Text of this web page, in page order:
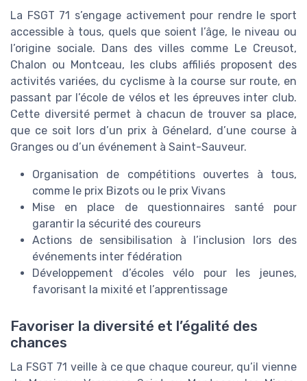
La FSGT 71 s’engage activement pour rendre le sport
accessible à tous, quels que soient l’âge, le niveau ou
l’origine sociale. Dans des villes comme Le Creusot,
Chalon ou Montceau, les clubs affiliés proposent des
activités variées, du cyclisme à la course sur route, en
passant par l’école de vélos et les épreuves inter club.
Cette diversité permet à chacun de trouver sa place,
que ce soit lors d’un prix à Génelard, d’une course à
Granges ou d’un événement à Saint-Sauveur.
Organisation de compétitions ouvertes à tous,
comme le prix Bizots ou le prix Vivans
Mise en place de questionnaires santé pour
garantir la sécurité des coureurs
Actions de sensibilisation à l’inclusion lors des
événements inter fédération
Développement d’écoles vélo pour les jeunes,
favorisant la mixité et l’apprentissage
Favoriser la diversité et l’égalité des
chances
La FSGT 71 veille à ce que chaque coureur, qu’il vienne